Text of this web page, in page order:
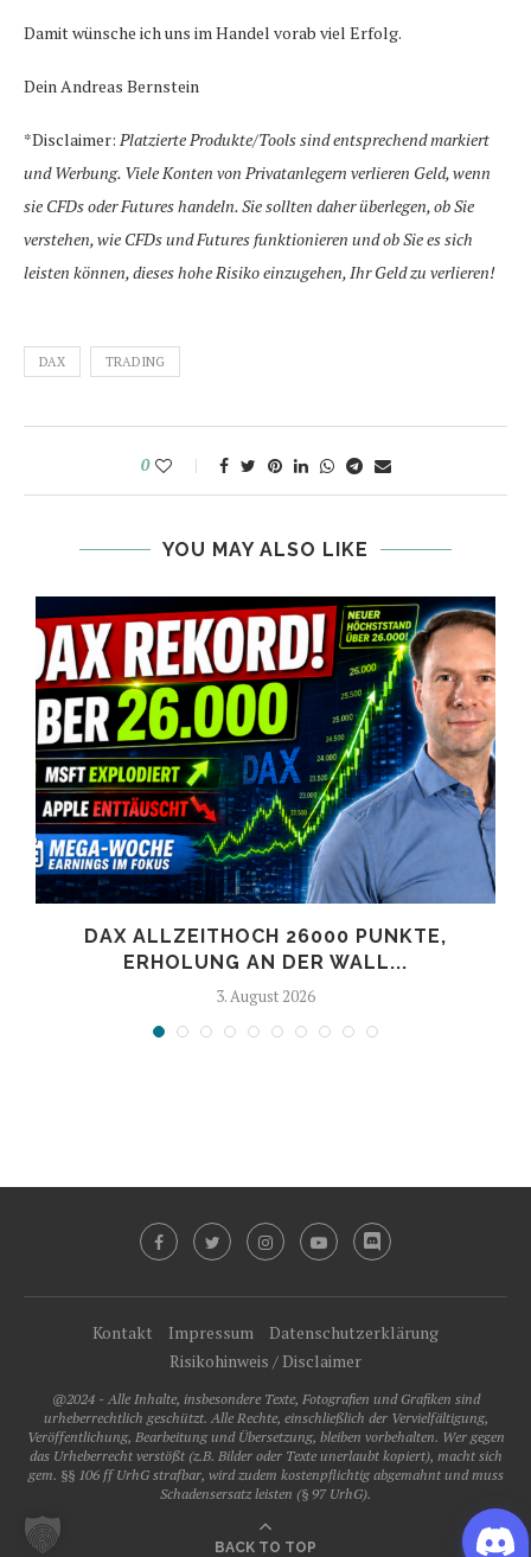
Damit wünsche ich uns im Handel vorab viel Erfolg.
Dein Andreas Bernstein
*Disclaimer: Platzierte Produkte/Tools sind entsprechend markiert
und Werbung. Viele Konten von Privatanlegern verlieren Geld, wenn
sie CFDs oder Futures handeln. Sie sollten daher überlegen, ob Sie
verstehen, wie CFDs und Futures funktionieren und ob Sie es sich
leisten können, dieses hohe Risiko einzugehen, Ihr Geld zu verlieren!
DAX TRADING
0
YOU MAY ALSO LIKE
DAX ALLZEITHOCH 26000 PUNKTE,
ERHOLUNG AN DER WALL...
3. August 2026
Kontakt Impressum
Datenschutzerklärung
Risikohinweis / Disclaimer
@2024 - Alle Inhalte, insbesondere Texte, Fotografien und Grafiken sind
urheberrechtlich geschützt. Alle Rechte, einschließlich der Vervielfältigung,
Veröffentlichung, Bearbeitung und Übersetzung, bleiben vorbehalten. Wer gegen
das Urheberrecht verstößt (z.B. Bilder oder Texte unerlaubt kopiert), macht sich
gem. §§ 106 ff UrhG strafbar, wird zudem kostenpflichtig abgemahnt und muss
Schadensersatz leisten (§ 97 UrhG).
BACK TO TOP